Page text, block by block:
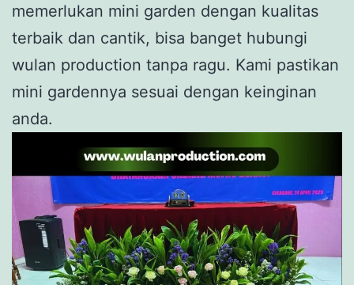
memerlukan mini garden dengan kualitas
terbaik dan cantik, bisa banget hubungi
wulan production tanpa ragu. Kami pastikan
mini gardennya sesuai dengan keinginan
anda.